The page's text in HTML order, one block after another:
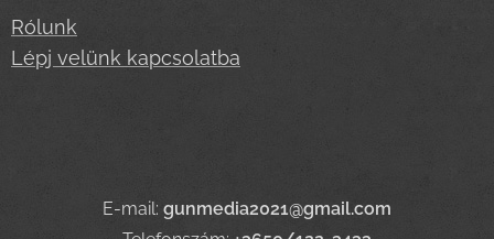
Rólunk
Lépj velünk kapcsolatba
E-mail: gunmedia2021@gmail.com